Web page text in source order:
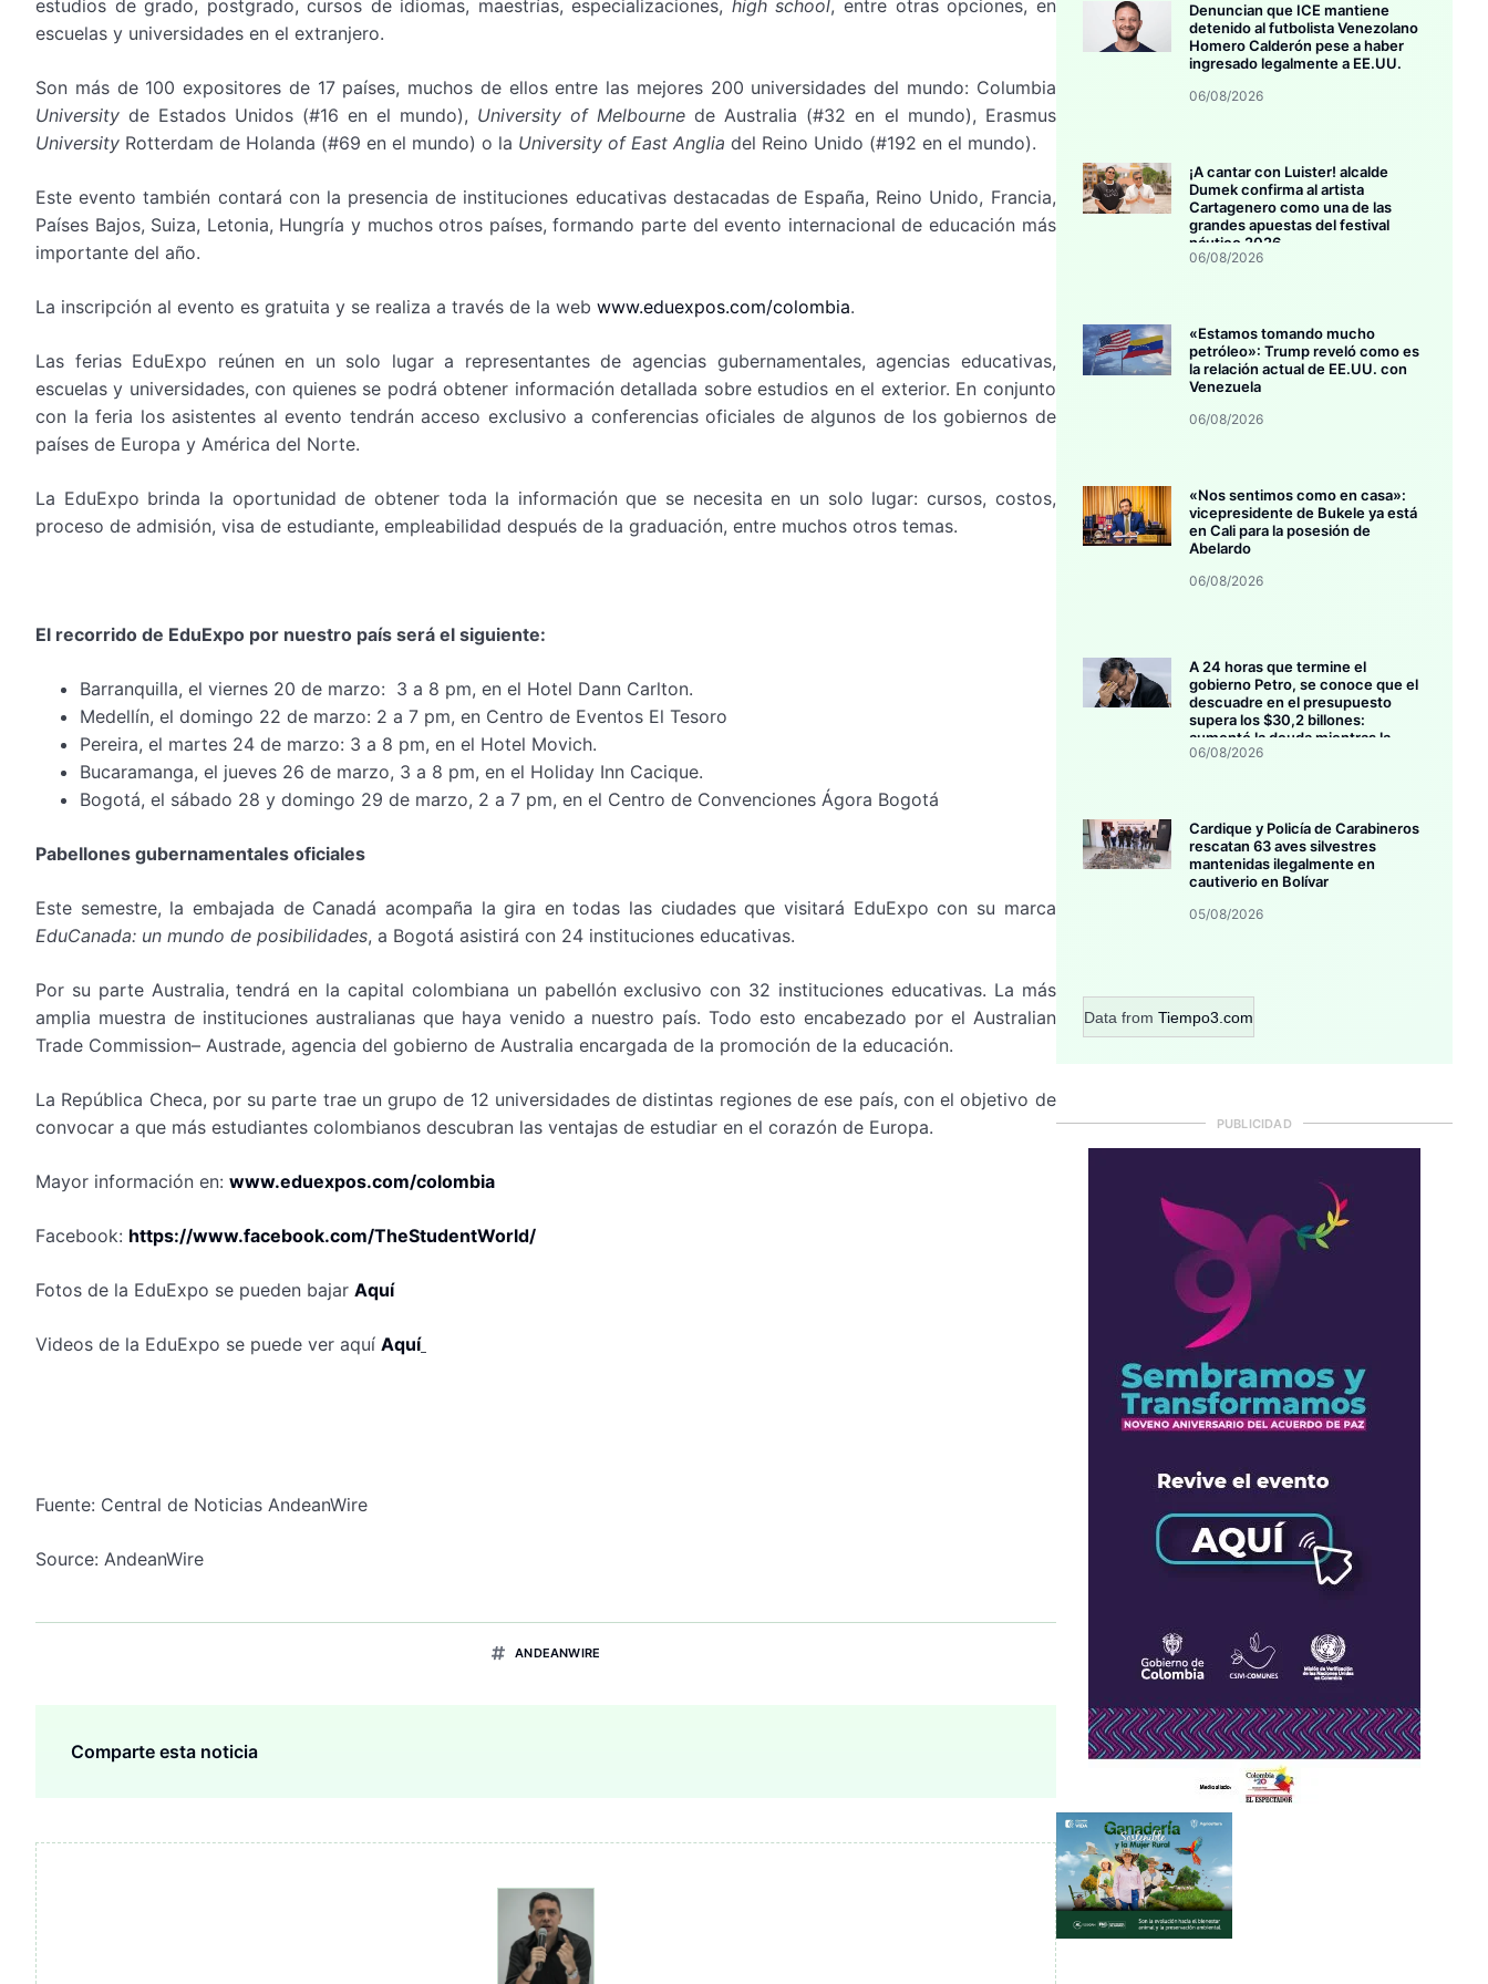
estudios de grado, postgrado, cursos de idiomas, maestrías, especializaciones, high school, entre otras opciones, en
escuelas y universidades en el extranjero.
Son más de 100 expositores de 17 países, muchos de ellos entre las mejores 200 universidades del mundo: Columbia
University de Estados Unidos (#16 en el mundo), University of Melbourne de Australia (#32 en el mundo), Erasmus
University Rotterdam de Holanda (#69 en el mundo) o la University of East Anglia del Reino Unido (#192 en el mundo).
Este evento también contará con la presencia de instituciones educativas destacadas de España, Reino Unido, Francia,
Países Bajos, Suiza, Letonia, Hungría y muchos otros países, formando parte del evento internacional de educación más
importante del año.
La inscripción al evento es gratuita y se realiza a través de la web www.eduexpos.com/colombia.
Las ferias EduExpo reúnen en un solo lugar a representantes de agencias gubernamentales, agencias educativas,
escuelas y universidades, con quienes se podrá obtener información detallada sobre estudios en el exterior. En conjunto
con la feria los asistentes al evento tendrán acceso exclusivo a conferencias oficiales de algunos de los gobiernos de
países de Europa y América del Norte.
La EduExpo brinda la oportunidad de obtener toda la información que se necesita en un solo lugar: cursos, costos,
proceso de admisión, visa de estudiante, empleabilidad después de la graduación, entre muchos otros temas.
El recorrido de EduExpo por nuestro país será el siguiente:
Barranquilla, el viernes 20 de marzo: 3 a 8 pm, en el Hotel Dann Carlton.
Medellín, el domingo 22 de marzo: 2 a 7 pm, en Centro de Eventos El Tesoro
Pereira, el martes 24 de marzo: 3 a 8 pm, en el Hotel Movich.
Bucaramanga, el jueves 26 de marzo, 3 a 8 pm, en el Holiday Inn Cacique.
Bogotá, el sábado 28 y domingo 29 de marzo, 2 a 7 pm, en el Centro de Convenciones Ágora Bogotá
Pabellones gubernamentales oficiales
Este semestre, la embajada de Canadá acompaña la gira en todas las ciudades que visitará EduExpo con su marca
EduCanada: un mundo de posibilidades, a Bogotá asistirá con 24 instituciones educativas.
Por su parte Australia, tendrá en la capital colombiana un pabellón exclusivo con 32 instituciones educativas. La más
amplia muestra de instituciones australianas que haya venido a nuestro país. Todo esto encabezado por el Australian
Trade Commission– Austrade, agencia del gobierno de Australia encargada de la promoción de la educación.
La República Checa, por su parte trae un grupo de 12 universidades de distintas regiones de ese país, con el objetivo de
convocar a que más estudiantes colombianos descubran las ventajas de estudiar en el corazón de Europa.
Mayor información en: www.eduexpos.com/colombia
Facebook: https://www.facebook.com/TheStudentWorld/
Fotos de la EduExpo se pueden bajar Aquí
Videos de la EduExpo se puede ver aquí Aquí
Fuente: Central de Noticias AndeanWire
Source: AndeanWire
ANDEANWIRE
Comparte esta noticia
Denuncian que ICE mantiene
detenido al futbolista Venezolano
Homero Calderón pese a haber
ingresado legalmente a EE.UU.
06/08/2026
¡A cantar con Luister! alcalde
Dumek confirma al artista
Cartagenero como una de las
grandes apuestas del festival
náutico 2026
06/08/2026
«Estamos tomando mucho
petróleo»: Trump reveló como es
la relación actual de EE.UU. con
Venezuela
06/08/2026
«Nos sentimos como en casa»:
vicepresidente de Bukele ya está
en Cali para la posesión de
Abelardo
06/08/2026
A 24 horas que termine el
gobierno Petro, se conoce que el
descuadre en el presupuesto
supera los $30,2 billones:
aumentó la deuda mientras la
inversión se estanca
06/08/2026
Cardique y Policía de Carabineros
rescatan 63 aves silvestres
mantenidas ilegalmente en
cautiverio en Bolívar
05/08/2026
Data from Tiempo3.com
PUBLICIDAD